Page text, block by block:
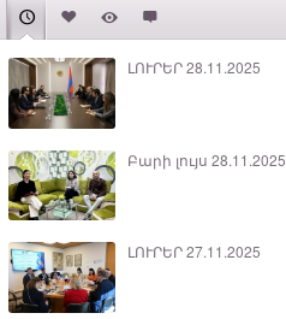
ԼՈՒՐԵՐ 28.11.2025
Բարի լույս 28.11.2025
ԼՈՒՐԵՐ 27.11.2025